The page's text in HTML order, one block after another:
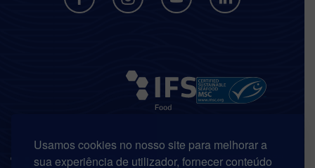
Usamos cookies no nosso site para melhorar a
sua experiência de utilizador, fornecer conteúdo